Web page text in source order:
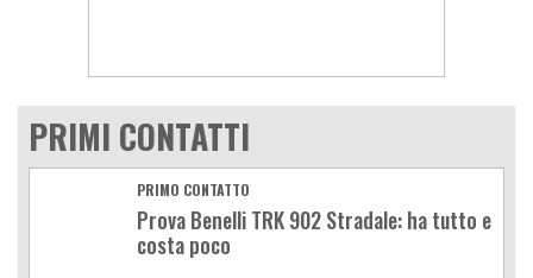
PRIMI CONTATTI
PRIMO CONTATTO
Prova Benelli TRK 902 Stradale: ha tutto e
costa poco